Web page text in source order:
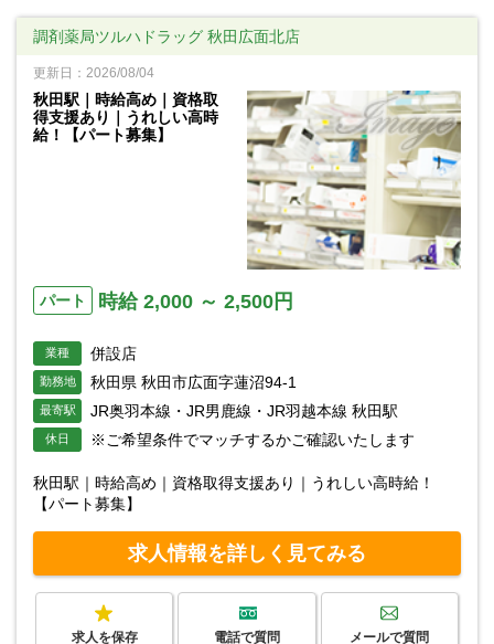
調剤薬局ツルハドラッグ 秋田広面北店
更新日：2026/08/04
秋田駅｜時給高め｜資格取
得支援あり｜うれしい高時
給！【パート募集】
パート 時給 2,000 ～ 2,500円
業種 併設店
勤務地 秋田県 秋田市広面字蓮沼94-1
最寄駅 JR奥羽本線・JR男鹿線・JR羽越本線 秋田駅
休日 ※ご希望条件でマッチするかご確認いたします
秋田駅｜時給高め｜資格取得支援あり｜うれしい高時給！
【パート募集】
求人情報を詳しく見てみる
求人を保存 電話で質問 メールで質問